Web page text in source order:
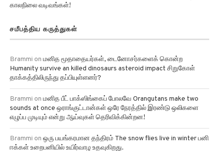
Humanity survive an killed dinosaurs asteroid impact சிறுகோள்
தாக்கத்திலிருந்து தப்பியுள்ளனர்?
Brammionமனித பீட் பாக்ஸிங்கைப் போலவே Orangutans make two
sounds at once ஒராங்குட்டான்கள் ஒரே நேரத்தில் இரண்டு ஒலிகளை
எழுப்ப முடியும் என்று ஆய்வுகள் தெரிவிக்கின்றன!
Brammionஒரு பயங்கரமான தந்திரம் The snow flies live in winter பனி
ஈக்கள் உறைபனியில் உயிர்வாழ உதவுகிறது.